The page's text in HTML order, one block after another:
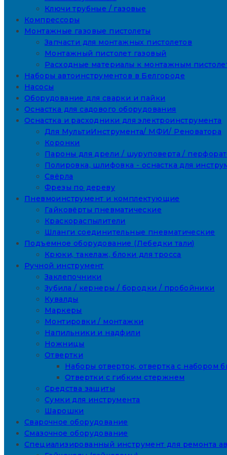
Ключи трубные / газовые
Компрессоры
Монтажные газовые пистолеты
Запчасти для монтажных пистолетов
Монтажный пистолет газовый
Расходные материалы к монтажным
Наборы автоинструментов в Белгороде
Насосы
Оборудование для сварки и пайки
Оснастка для садового оборудования
Оснастка и расходники для электроинструмента
Для МультиИнструмента/ МФИ/ Реноватора
Коронки
Пароны для дрели / шуруповерта /
Полировка, шлифовка - оснастка для
Свёрла
Фрезы по дереву
Пневмоинструмент и комплектующие
Гайковёрты пневматические
Краскораспылители
Шланги соединительные пневматические
Подъемное оборудование (Лебедки тали)
Крюки, такелаж, блоки для тросса
Ручной инструмент
Заклепочники
Зубила / кернеры / бородки / пробойники
Кувалды
Маркеры
Монтировки / монтажки
Напильники и надфили
Ножницы
Отвертки
Наборы отверток, отвертка с набором
Отвертки с гибким стержнем
Средства защиты
Сумки для инструмента
Шарошки
Сварочное оборудование
Смазочное оборудование
Специализированный инструмент для ремонта